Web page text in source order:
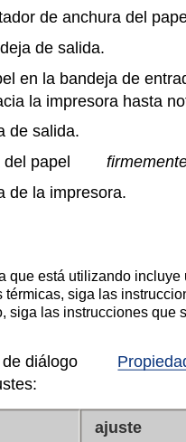
de anchura del
de salida.
en la bandeja de
la impresora hasta
de salida.
papel
de la impresora.
que está utilizando
térmicas, siga las
siga las instrucciones que
diálogo
ajuste